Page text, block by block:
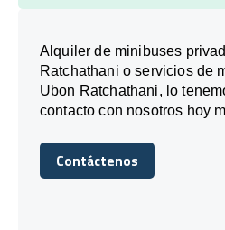
Alquiler de minibuses
Ratchathani o servicios de
Ubon Ratchathani, lo
contacto con nosotros hoy
Contáctenos
Contáctenos